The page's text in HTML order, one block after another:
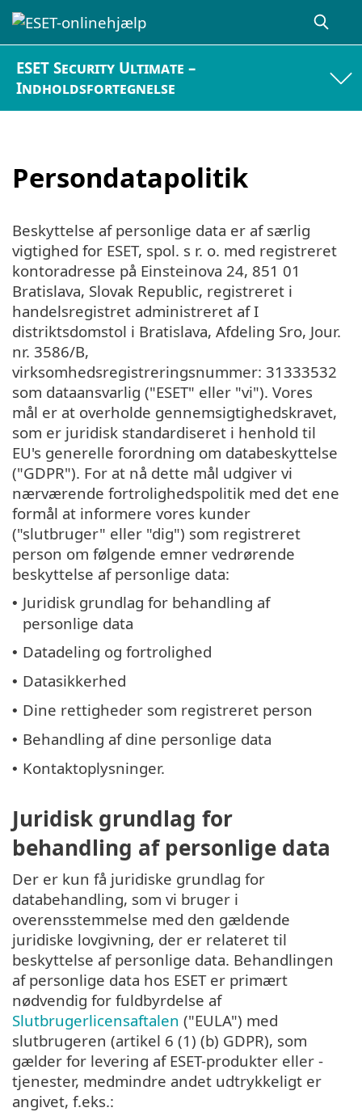
ESET Security Ultimate –
Indholdsfortegnelse
Persondatapolitik
Beskyttelse af personlige data er af særlig
vigtighed for ESET, spol. s r. o. med registreret
kontoradresse på Einsteinova 24, 851 01
Bratislava, Slovak Republic, registreret i
handelsregistret administreret af I
distriktsdomstol i Bratislava, Afdeling Sro, Jour.
nr. 3586/B,
virksomhedsregistreringsnummer: 31333532
som dataansvarlig ("ESET" eller "vi"). Vores
mål er at overholde gennemsigtighedskravet,
som er juridisk standardiseret i henhold til
EU's generelle forordning om databeskyttelse
("GDPR"). For at nå dette mål udgiver vi
nærværende fortrolighedspolitik med det ene
formål at informere vores kunder
("slutbruger" eller "dig") som registreret
person om følgende emner vedrørende
beskyttelse af personlige data:
• Juridisk grundlag for behandling af
personlige data
• Datadeling og fortrolighed
• Datasikkerhed
• Dine rettigheder som registreret person
• Behandling af dine personlige data
• Kontaktoplysninger.
Juridisk grundlag for
behandling af personlige data
Der er kun få juridiske grundlag for
databehandling, som vi bruger i
overensstemmelse med den gældende
juridiske lovgivning, der er relateret til
beskyttelse af personlige data. Behandlingen
af personlige data hos ESET er primært
nødvendig for fuldbyrdelse af
Slutbrugerlicensaftalen ("EULA") med
slutbrugeren (artikel 6 (1) (b) GDPR), som
gælder for levering af ESET-produkter eller -
tjenester, medmindre andet udtrykkeligt er
angivet, f.eks.: